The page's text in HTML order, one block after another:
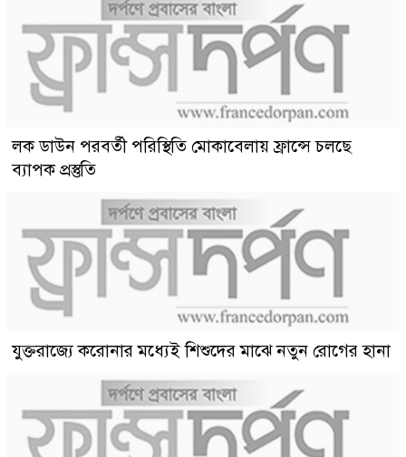
লক ডাউন পরবর্তী পরিস্থিতি মোকাবেলায় ফ্রান্সে চলছে
ব্যাপক প্রস্তুতি
যুক্তরাজ্যে করোনার মধ্যেই শিশুদের মাঝে নতুন রোগের হানা